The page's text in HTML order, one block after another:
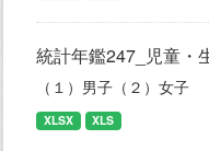
統計年鑑247_児童・
（１）男子（２）女子
XLSX XLS